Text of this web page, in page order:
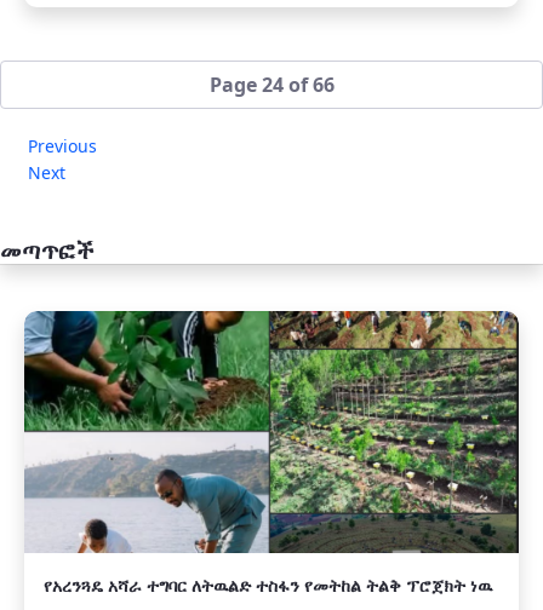
Page 24 of 66
Previous
Next
መጣጥፎች
አዲስ
የአረንጓዴ አሻራ ተግባር ለትዉልድ ተስፋን የመትከል ትልቅ ፕሮጀክት ነዉ